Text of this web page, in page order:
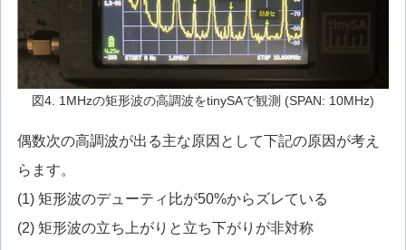
図4. 1MHzの矩形波の高調波をtinySAで観測 (SPAN: 10MHz)
偶数次の高調波が出る主な原因として下記の原因が考え
らます。
(1) 矩形波のデューティ比が50%からズレている
(2) 矩形波の立ち上がりと立ち下がりが非対称